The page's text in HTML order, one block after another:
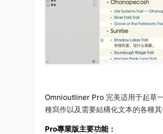
Omnioutliner Pro 完美适用于起草
種寫作以及需要結構化文本的各種其
Pro專業版主要功能：